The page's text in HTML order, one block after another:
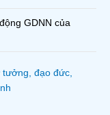
GDNN của